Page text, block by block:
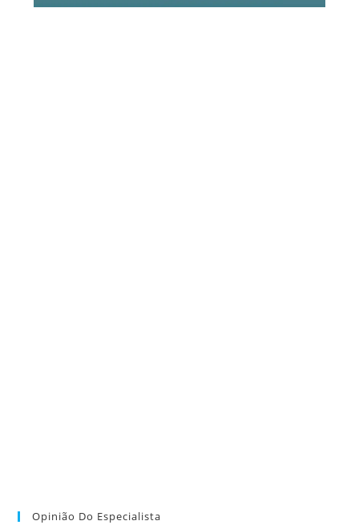
Opinião Do Especialista